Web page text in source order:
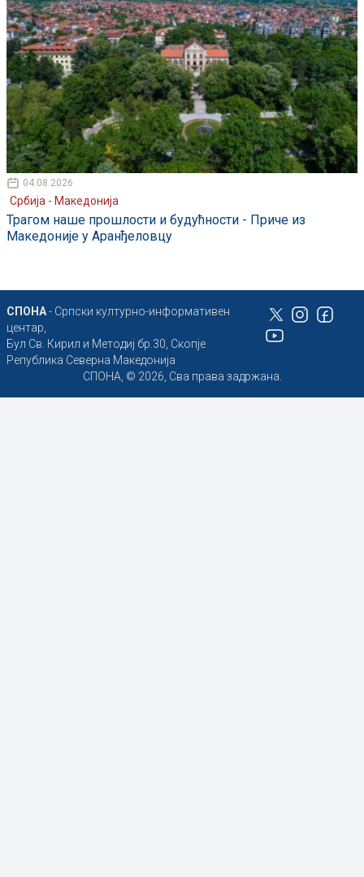
04.08.2026
Србија - Македонија
Трагом наше прошлости и будућности - Приче из
Македоније у Аранђеловцу
СПОНА- Српски културно-информативен
центар,
Бул Св. Кирил и Методиј бр.30, Скопје
Република Северна Македонија
СПОНА, © 2026, Сва права задржана.